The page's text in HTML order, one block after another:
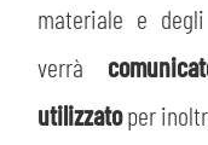
materiale e
verrà
utilizzatoper